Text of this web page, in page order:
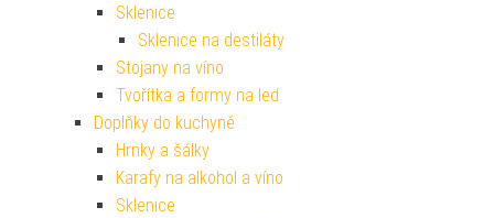
Sklenice
Sklenice na destiláty
Stojany na víno
Tvořítka a formy na led
Doplňky do kuchyně
Hrnky a šálky
Karafy na alkohol a víno
Sklenice